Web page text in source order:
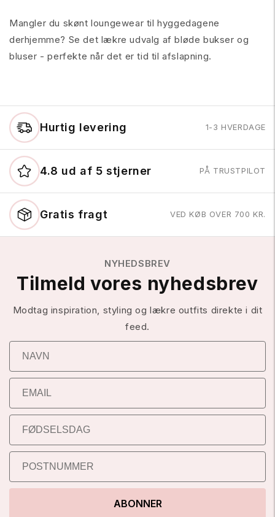
Mangler du skønt loungewear til hyggedagene
derhjemme? Se det lækre udvalg af bløde bukser og
bluser - perfekte når det er tid til afslapning.
Hurtig levering 1-3 HVERDAGE
4.8 ud af 5 stjerner PÅ TRUSTPILOT
Gratis fragt VED KØB OVER 700 KR.
NYHEDSBREV
Tilmeld vores nyhedsbrev
Modtag inspiration, styling og lækre outfits direkte i dit
feed.
ABONNER